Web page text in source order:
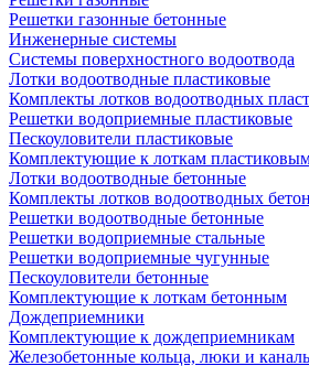
Решетки газонные бетонные
Инженерные системы
Системы поверхностного водоотвода
Лотки водоотводные пластиковые
Комплекты лотков водоотводных
Решетки водоприемные пластиковые
Пескоуловители пластиковые
Комплектующие к лоткам
Лотки водоотводные бетонные
Комплекты лотков водоотводных
Решетки водоотводные бетонные
Решетки водоприемные стальные
Решетки водоприемные чугунные
Пескоуловители бетонные
Комплектующие к лоткам бетонным
Дождеприемники
Комплектующие к дождеприемникам
Железобетонные кольца, люки и